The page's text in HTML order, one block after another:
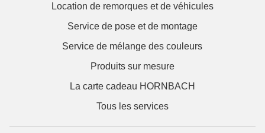
Location de remorques et de véhicules
Service de pose et de montage
Service de mélange des couleurs
Produits sur mesure
La carte cadeau HORNBACH
Tous les services